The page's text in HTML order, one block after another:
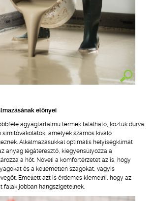
előnyei
agyagtartalmú termék található, köztük durva
simítóvakolatok, amelyek számos kiváló
Alkalmazásukkal optimális helyiségklímát
anyag légáteresztő, kiegyensúlyozza a
a hőt. Növeli a komfortérzetet az is, hogy
és a kellemetlen szagokat, vagyis
Emellett azt is érdemes kiemelni, hogy az
falak jobban hangszigetelnek.